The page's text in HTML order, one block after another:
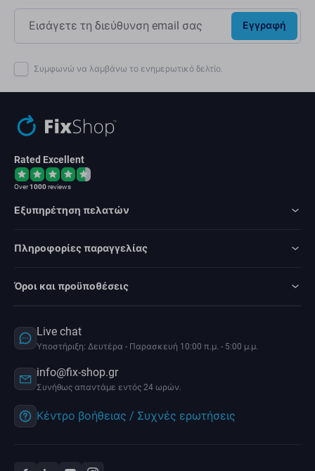
Εγγραφή
Συμφωνώ να λαμβάνω το ενημερωτικό δελτίο.
Rated Excellent
Over1000reviews
Εξυπηρέτηση πελατών
Πληροφορίες παραγγελίας
Όροι και προϋποθέσεις
Live chat
Υποστήριξη: Δευτέρα - Παρασκευή 10:00 π.μ. - 5:00 μ.μ.
info@fix-shop.gr
Συνήθως απαντάμε εντός 24 ωρών.
Κέντρο βοήθειας / Συχνές ερωτήσεις